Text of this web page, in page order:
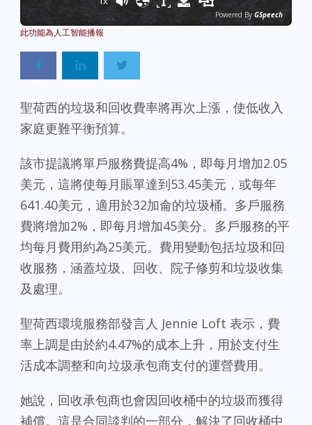
Powered By GSpeech
聖荷西的垃圾和回收費率將再次上漲，使低收入
家庭更難平衡預算。
該市提議將單戶服務費提高4%，即每月增加2.05
美元，這將使每月賬單達到53.45美元，或每年
641.40美元，適用於32加侖的垃圾桶。多戶服務
費將增加2%，即每月增加45美分。多戶服務的平
均每月費用約為25美元。費用變動包括垃圾和回
收服務，涵蓋垃圾、回收、院子修剪和垃圾收集
及處理。
聖荷西環境服務部發言人 Jennie Loft 表示，費
率上調是由於約4.47%的成本上升，用於支付生
活成本調整和向垃圾承包商支付的運營費用。
她說，回收承包商也會因回收桶中的垃圾而獲得
補償。這是合同談判的一部分，解決了回收桶中